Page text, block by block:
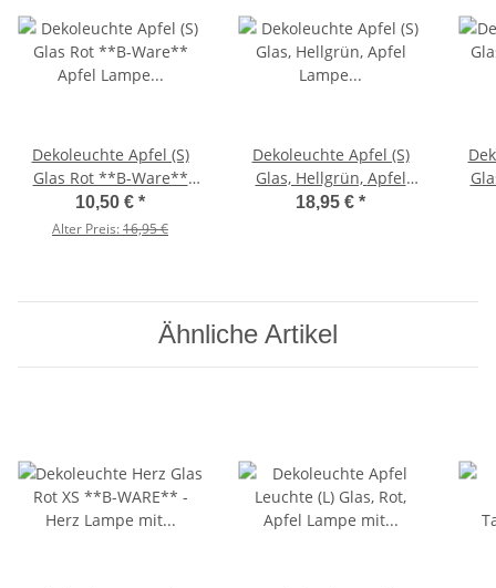
Dekoleuchte Apfel (S)
Glas Rot **B-Ware**
Apfel Lampe mit LED
Lichterkette, Dekolampe,
10,50 € *
Alter Preis:16,95 €
Dekoleuchte Apfel (S)
Glas, Hellgrün, Apfel
Lampe mit LED
18,95 € *
Ähnliche Artikel